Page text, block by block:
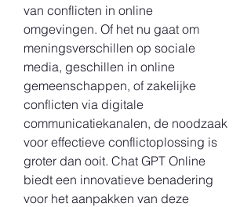
van conflicten in online
omgevingen. Of het nu gaat om
meningsverschillen op sociale
media, geschillen in online
gemeenschappen, of zakelijke
conflicten via digitale
communicatiekanalen, de noodzaak
voor effectieve conflictoplossing is
groter dan ooit. Chat GPT Online
biedt een innovatieve benadering
voor het aanpakken van deze